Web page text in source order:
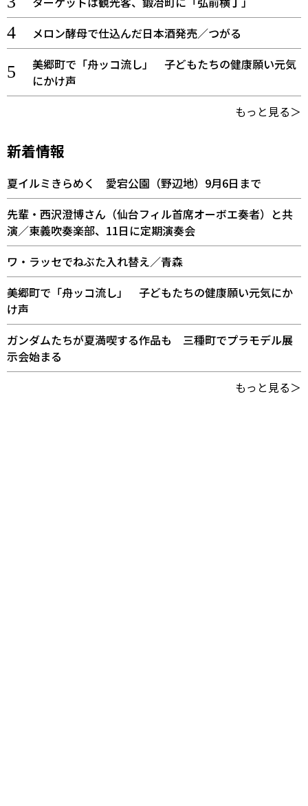
メロン酵母で仕込んだ日本酒発売／つがる
美郷町で「舟ッコ流し」 子どもたちの健康願い元気
にかけ声
もっと見る＞
新着情報
夏イルミきらめく 愛宕公園（野辺地）9月6日まで
先輩・西沢澄博さん（仙台フィル首席オーボエ奏者）と共
演／東義吹奏楽部、11日に定期演奏会
ワ・ラッセでねぶた入れ替え／青森
美郷町で「舟ッコ流し」 子どもたちの健康願い元気にか
け声
ガンダムたちが夏満喫する作品も 三種町でプラモデル展
示会始まる
もっと見る＞